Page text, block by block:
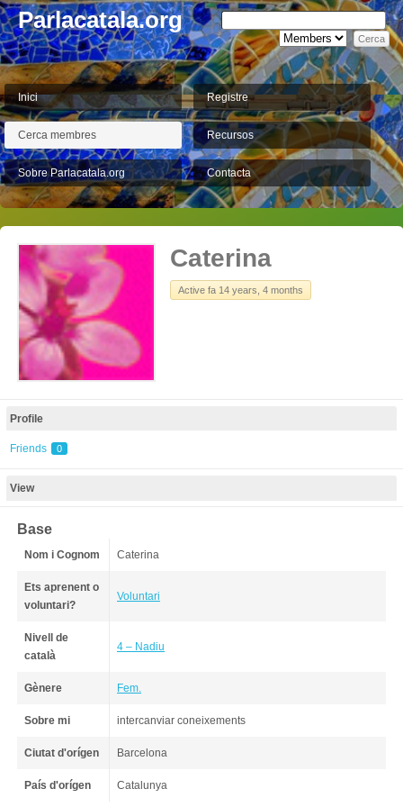
Parlacatala.org
Inici Registre
Cerca membres Recursos
Sobre Parlacatala.org Contacta
Caterina
Active fa 14 years, 4 months
Profile
Friends 0
View
Base
Nom i Cognom Caterina
Ets aprenent o
voluntari?
Voluntari
Nivell de
català
4 – Nadiu
Gènere Fem.
Sobre mi intercanviar coneixements
Ciutat d'orígen Barcelona
País d'orígen Catalunya